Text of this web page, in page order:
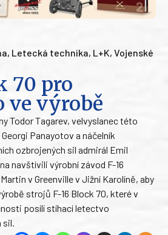
, Letecká technika, L+K, Vojenské
70 pro
ve výrobě
Todor Tagarev, velvyslanec této
Panayotov a náčelník
ozbrojených sil admirál Emil
navštívili výrobní závod F-16
v Greenville v Jižní Karolíně, aby
strojů F-16 Block 70, které v
posílí stíhací letectvo
sil.